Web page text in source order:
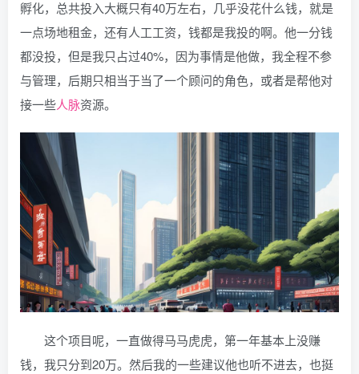
孵化，总共投入大概只有40万左右，几乎没花什么钱，就是
一点场地租金，还有人工工资，钱都是我投的啊。他一分钱
都没投，但是我只占过40%，因为事情是他做，我全程不参
与管理，后期只相当于当了一个顾问的角色，或者是帮他对
接一些人脉资源。
这个项目呢，一直做得马马虎虎，第一年基本上没赚
钱，我只分到20万。然后我的一些建议他也听不进去，也挺